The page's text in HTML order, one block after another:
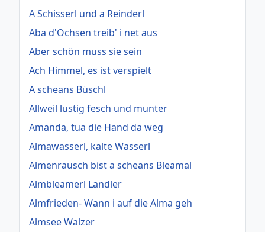
A Schisserl und a Reinderl
Aba d'Ochsen treib' i net aus
Aber schön muss sie sein
Ach Himmel, es ist verspielt
A scheans Büschl
Allweil lustig fesch und munter
Amanda, tua die Hand da weg
Almawasserl, kalte Wasserl
Almenrausch bist a scheans Bleamal
Almbleamerl Landler
Almfrieden- Wann i auf die Alma geh
Almsee Walzer